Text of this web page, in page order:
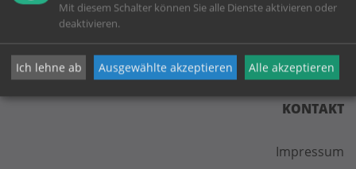
KONTAKT
Impressum
Mit diesem Schalter können Sie alle Dienste aktivieren oder
deaktivieren.
Ich lehne ab Ausgewählte akzeptieren Alle akzeptieren